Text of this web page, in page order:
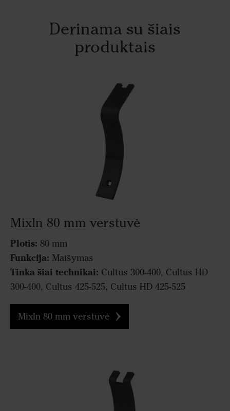
Derinama su šiais
produktais
MixIn 80 mm verstuvė
Plotis: 80 mm
Funkcija: Maišymas
Tinka šiai technikai: Cultus 300-400, Cultus HD
300-400, Cultus 425-525, Cultus HD 425-525
MixIn 80 mm verstuvė